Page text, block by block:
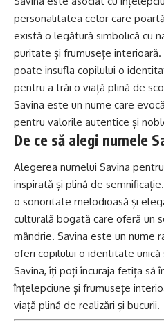
personalitatea celor care
există o legătură simbolică cu
puritate și frumusețe
poate insufla copilului o
pentru a trăi o viață plină de
Savina este un nume care
pentru valorile autentice și
De ce să alegi numele
Alegerea numelui Savina
inspirată și plină de
o sonoritate melodioasă și
culturală bogată care oferă un
mândrie. Savina este un nume
oferi copilului o identitate unică
Savina, îți poți încuraja fetița să
înțelepciune și frumusețe
viață plină de realizări și bucurii.